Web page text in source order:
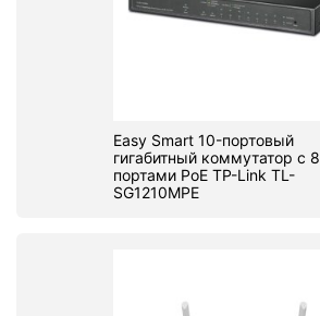
Easy Smart 10-портовый
гигабитный коммутатор с 8
портами PoE TP-Link TL-
SG1210MPE